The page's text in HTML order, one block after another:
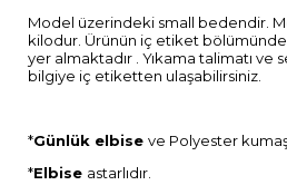
Model üzerindeki small bedendir.
kilodur. Ürünün iç etiket bölümünde
yer almaktadır . Yıkama talimatı
bilgiye iç etiketten ulaşabilirsiniz.
*Günlük elbise ve Polyester
*Elbise astarlıdır.